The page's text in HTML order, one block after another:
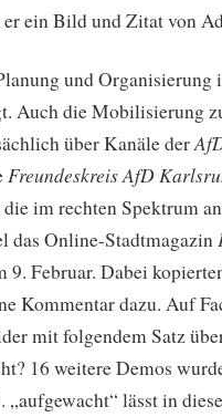
er ein Bild und Zitat von
und Organisierung
Auch die Mobilisierung
über Kanäle der
Freundeskreis AfD
im rechten Spektrum
das Online-Stadtmagazin
9. Februar. Dabei
Kommentar dazu. Auf
mit folgendem Satz
16 weitere Demos
„aufgewacht“ lässt in